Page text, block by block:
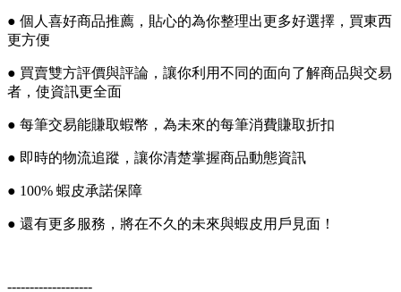
● 個人喜好商品推薦，貼心的為你整理出更多好選擇，買東西
更方便
● 買賣雙方評價與評論，讓你利用不同的面向了解商品與交易
者，使資訊更全面
● 每筆交易能賺取蝦幣，為未來的每筆消費賺取折扣
● 即時的物流追蹤，讓你清楚掌握商品動態資訊
● 100% 蝦皮承諾保障
● 還有更多服務，將在不久的未來與蝦皮用戶見面！
-------------------